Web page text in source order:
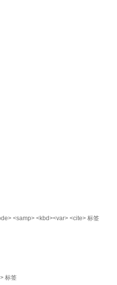
<samp> <kbd><var> <cite> 标签
标签